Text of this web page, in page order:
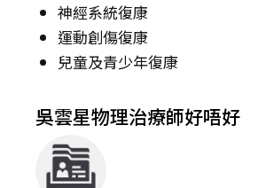
神經系統復康
運動創傷復康
兒童及青少年復康
吳雲星物理治療師好唔好